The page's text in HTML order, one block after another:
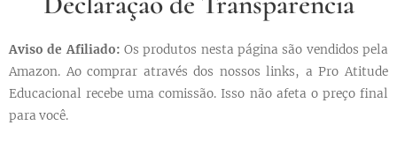
Aviso de Afiliado: Os produtos nesta página são vendidos pela
Amazon. Ao comprar através dos nossos links, a Pro Atitude
Educacional recebe uma comissão. Isso não afeta o preço final
para você.